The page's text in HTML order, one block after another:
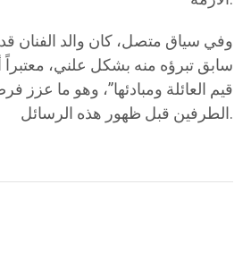
وفي سياق متصل، كان والد الفنان
سابق تبرؤه منه بشكل علني، معتبراً
قيم العائلة ومبادئها”، وهو ما عزز
الطرفين قبل ظهور هذه الرسائل.